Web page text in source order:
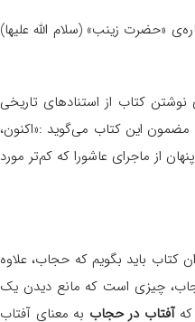
«حضرت زینب» (سلام الله علیها)
نوشتن کتاب از استنادهای تاریخی
مضمون این کتاب می‌گوید :«اکنون،
از ماجرای عاشورا که کم‌تر مورد
کتاب باید بگویم که حجاب، علاوه
چیزی است که مانع دیدن یک
کهآفتاب در حجاب به معنای آفتاب